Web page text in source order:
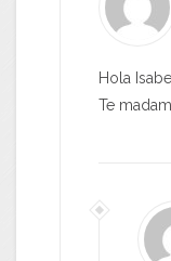
Hola Isabel,
Te